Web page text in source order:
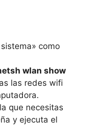
como
wlan show
las redes wifi
que necesitas
y ejecuta el